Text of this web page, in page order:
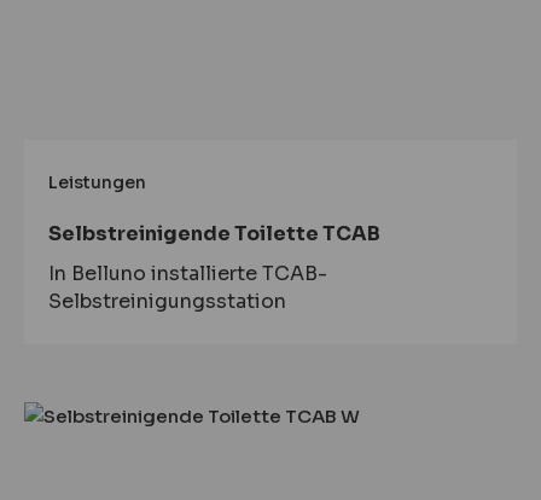
Leistungen
Selbstreinigende Toilette TCAB
In Belluno installierte TCAB-
Selbstreinigungsstation